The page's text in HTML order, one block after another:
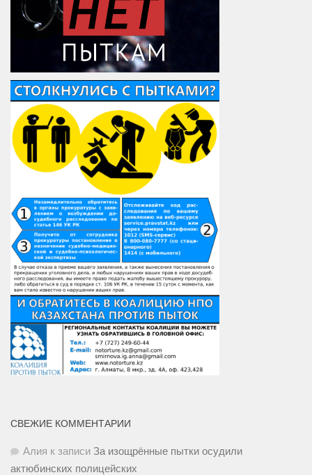
СВЕЖИЕ КОММЕНТАРИИ
Алия к записи За изощрённые пытки осудили
актюбинских полицейских